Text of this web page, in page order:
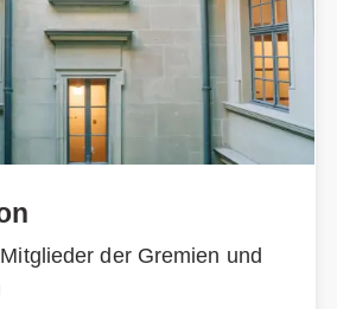
der Gremien und